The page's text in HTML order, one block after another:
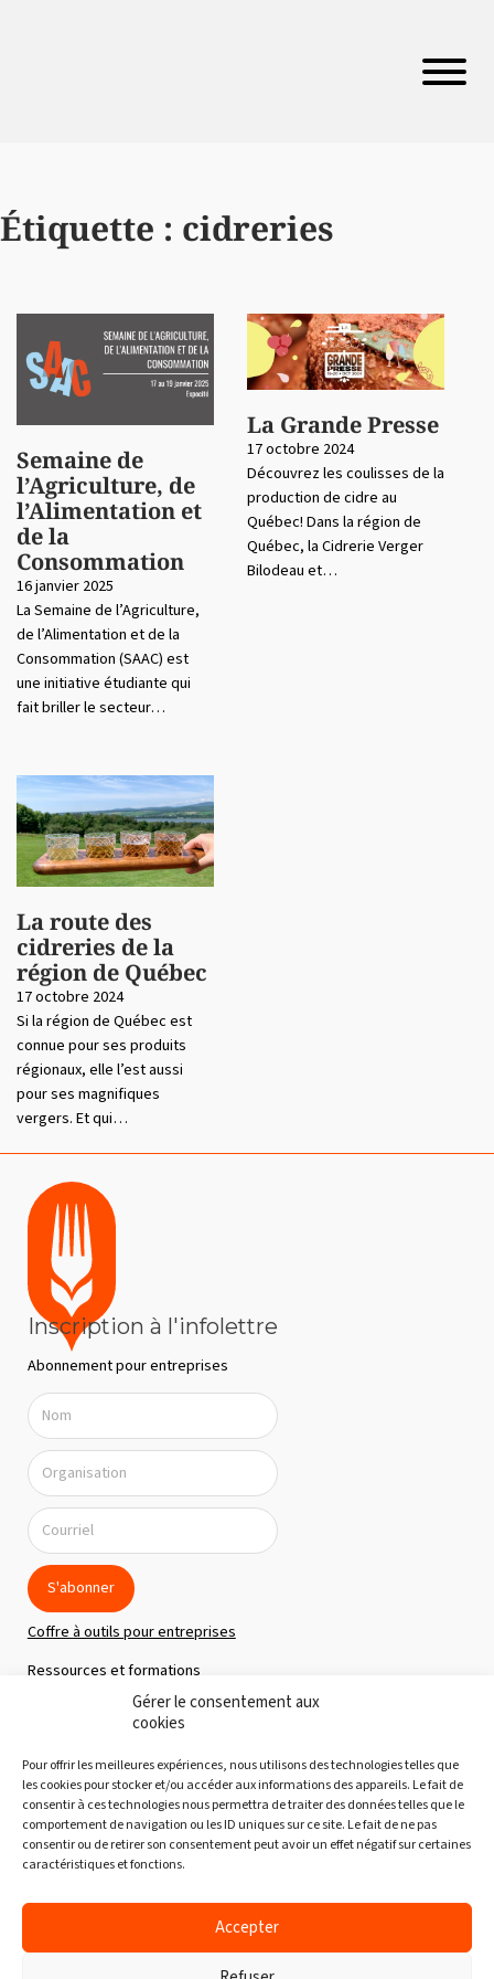
Gérer le consentement aux
cookies
Pour offrir les meilleures expériences, nous utilisons des technologies telles que
les cookies pour stocker et/ou accéder aux informations des appareils. Le fait de
consentir à ces technologies nous permettra de traiter des données telles que le
comportement de navigation ou les ID uniques sur ce site. Le fait de ne pas
consentir ou de retirer son consentement peut avoir un effet négatif sur certaines
caractéristiques et fonctions.
Accepter
Étiquette : cidreries
Semaine de
l’Agriculture, de
l’Alimentation et
de la
Consommation
16 janvier 2025
La Semaine de l’Agriculture,
de l’Alimentation et de la
Consommation (SAAC) est
une initiative étudiante qui
fait briller le secteur…
La Grande Presse
17 octobre 2024
Découvrez les coulisses de la
production de cidre au
Québec! Dans la région de
Québec, la Cidrerie Verger
Bilodeau et…
La route des
cidreries de la
région de Québec
17 octobre 2024
Si la région de Québec est
connue pour ses produits
régionaux, elle l’est aussi
pour ses magnifiques
vergers. Et qui…
Inscription à l'infolettre
Abonnement pour entreprises
S'abonner
Coffre à outils pour entreprises
Ressources et formations
Politique de confidentialité
Notre équipe
Nous joindre
Découvertes gourmandes
Partenaires